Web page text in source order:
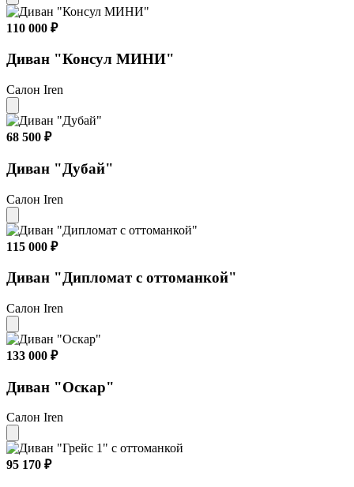
110 000 ₽
Диван "Консул МИНИ"
Салон Iren
68 500 ₽
Диван "Дубай"
Салон Iren
115 000 ₽
Диван "Дипломат с оттоманкой"
Салон Iren
133 000 ₽
Диван "Оскар"
Салон Iren
95 170 ₽